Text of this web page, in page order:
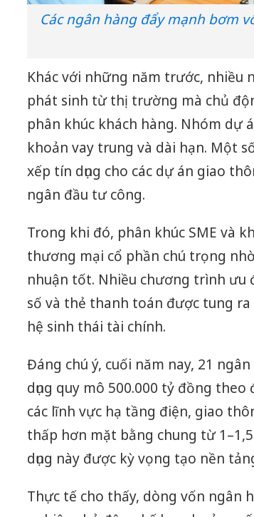
Các ngân hàng đẩy mạnh bơm
Khác với những năm trước, nhiều
phát sinh từ thị trường mà chủ
phân khúc khách hàng. Nhóm dự
khoản vay trung và dài hạn. Một
xếp tín dụng cho các dự án giao
ngân đầu tư công.
Trong khi đó, phân khúc SME và
thương mại cổ phần chú trọng
nhuận tốt. Nhiều chương trình ưu
số và thẻ thanh toán được tung
hệ sinh thái tài chính.
Đáng chú ý, cuối năm nay, 21
dụng quy mô 500.000 tỷ đồng
các lĩnh vực hạ tầng điện, giao
thấp hơn mặt bằng chung từ
dụng này được kỳ vọng tạo nền
Thực tế cho thấy, dòng vốn ngân